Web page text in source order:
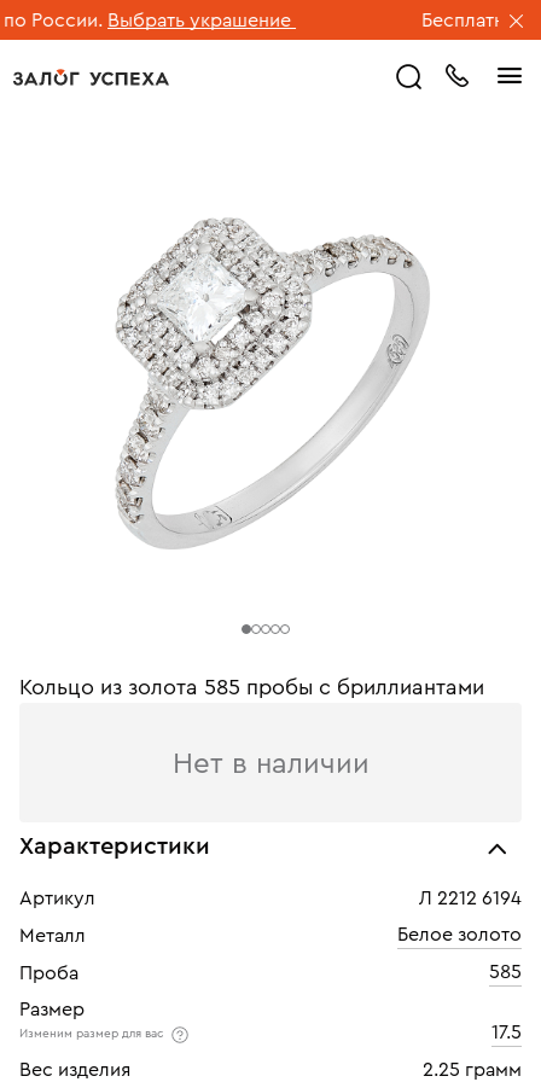
России. Выбрать украшение Бесплатная
Кольцо из золота 585 пробы c бриллиантами
Нет в наличии
Характеристики
Артикул
Л 2212 6194
Металл
Белое золото
Проба
585
Размер
Изменим размер для вас
17.5
Вес изделия
2.25 грамм